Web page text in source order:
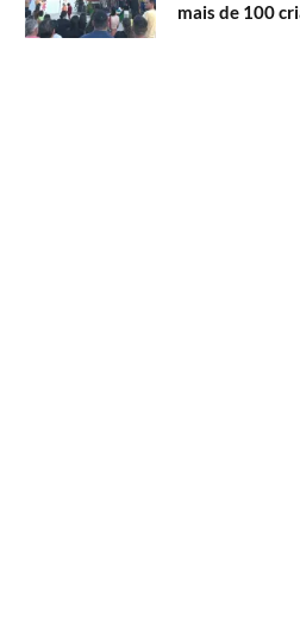
mais de 100